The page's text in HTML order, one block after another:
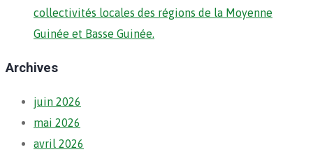
collectivités locales des régions de la Moyenne
Guinée et Basse Guinée.
Archives
juin 2026
mai 2026
avril 2026